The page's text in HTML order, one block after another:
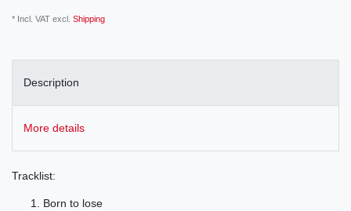
* Incl. VAT excl. Shipping
Description
More details
Tracklist:
Born to lose